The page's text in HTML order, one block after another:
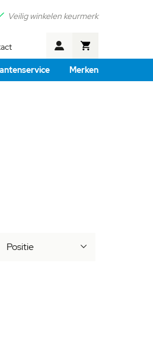
Veilig winkelen keurmerk
Winkelwagen
Merken